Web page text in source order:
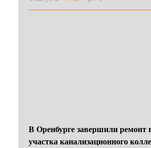
В Оренбурге завершили ремонт
участка канализационного